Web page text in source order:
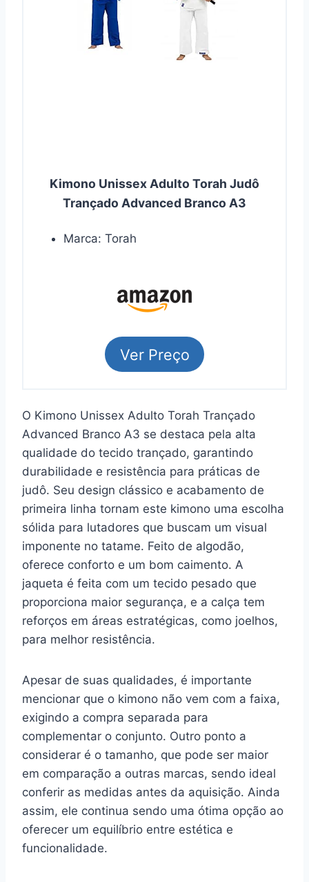
Kimono Unissex Adulto Torah Judô
Trançado Advanced Branco A3
Marca: Torah
Ver Preço
O Kimono Unissex Adulto Torah Trançado
Advanced Branco A3 se destaca pela alta
qualidade do tecido trançado, garantindo
durabilidade e resistência para práticas de
judô. Seu design clássico e acabamento de
primeira linha tornam este kimono uma escolha
sólida para lutadores que buscam um visual
imponente no tatame. Feito de algodão,
oferece conforto e um bom caimento. A
jaqueta é feita com um tecido pesado que
proporciona maior segurança, e a calça tem
reforços em áreas estratégicas, como joelhos,
para melhor resistência.
Apesar de suas qualidades, é importante
mencionar que o kimono não vem com a faixa,
exigindo a compra separada para
complementar o conjunto. Outro ponto a
considerar é o tamanho, que pode ser maior
em comparação a outras marcas, sendo ideal
conferir as medidas antes da aquisição. Ainda
assim, ele continua sendo uma ótima opção ao
oferecer um equilíbrio entre estética e
funcionalidade.